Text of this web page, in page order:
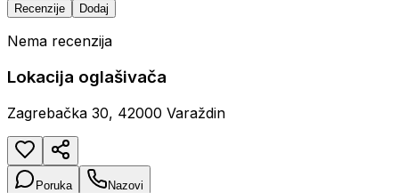
Recenzije Dodaj
Nema recenzija
Lokacija oglašivača
Zagrebačka 30, 42000 Varaždin
Poruka Nazovi